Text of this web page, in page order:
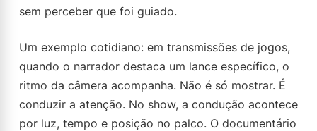
sem perceber que foi guiado.
Um exemplo cotidiano: em transmissões de jogos,
quando o narrador destaca um lance específico, o
ritmo da câmera acompanha. Não é só mostrar. É
conduzir a atenção. No show, a condução acontece
por luz, tempo e posição no palco. O documentário